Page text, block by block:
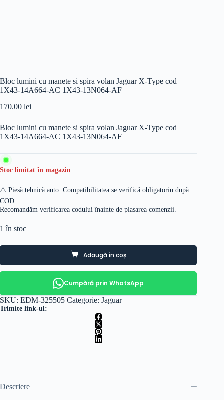
Bloc lumini cu manete si spira volan Jaguar X-Type cod
1X43-14A664-AC 1X43-13N064-AF
170.00 lei
Bloc lumini cu manete si spira volan Jaguar X-Type cod
1X43-14A664-AC 1X43-13N064-AF
Stoc limitat în magazin
⚠️ Piesă tehnică auto. Compatibilitatea se verifică obligatoriu după
COD.
Recomandăm verificarea codului înainte de plasarea comenzii.
1 în stoc
Adaugă în coș
Cumpără prin WhatsApp
SKU: EDM-325505 Categorie: Jaguar
Trimite link-ul:
Descriere